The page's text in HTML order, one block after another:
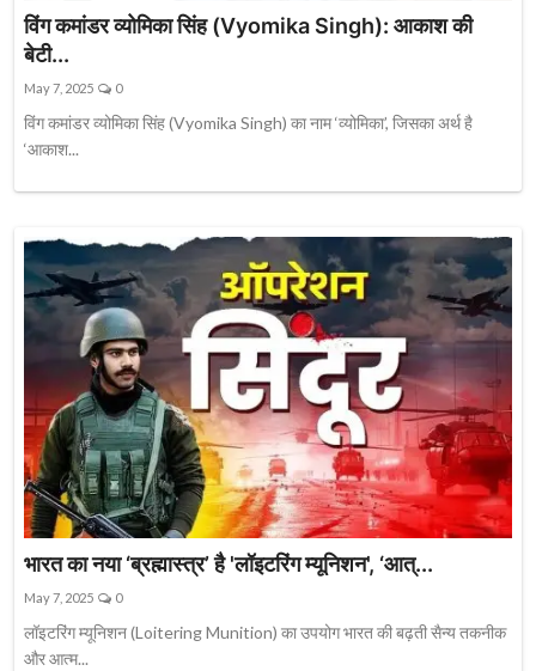
विंग कमांडर व्योमिका सिंह (Vyomika Singh): आकाश की
बेटी...
May 7, 2025 0
विंग कमांडर व्योमिका सिंह (Vyomika Singh) का नाम ‘व्योमिका’, जिसका अर्थ है
‘आकाश...
भारत का नया ‘ब्रह्मास्त्र’ है 'लॉइटरिंग म्यूनिशन', ‘आत्...
May 7, 2025 0
लॉइटरिंग म्यूनिशन (Loitering Munition) का उपयोग भारत की बढ़ती सैन्य तकनीक
और आत्म...